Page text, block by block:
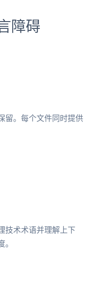
障碍
留。每个文件同时提供
技术术语并理解上下